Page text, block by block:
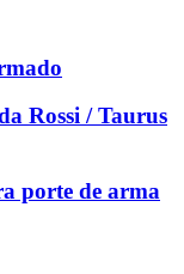
Rossi / Taurus
porte de arma